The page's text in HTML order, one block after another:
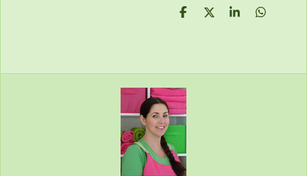
D
D
S
D